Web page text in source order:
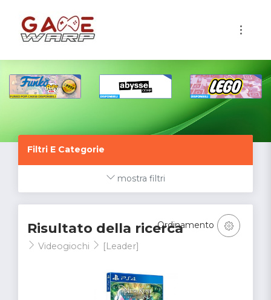
Filtri E Categorie
mostra filtri
Risultato della ricerca
Videogiochi [Leader]
Ordinamento